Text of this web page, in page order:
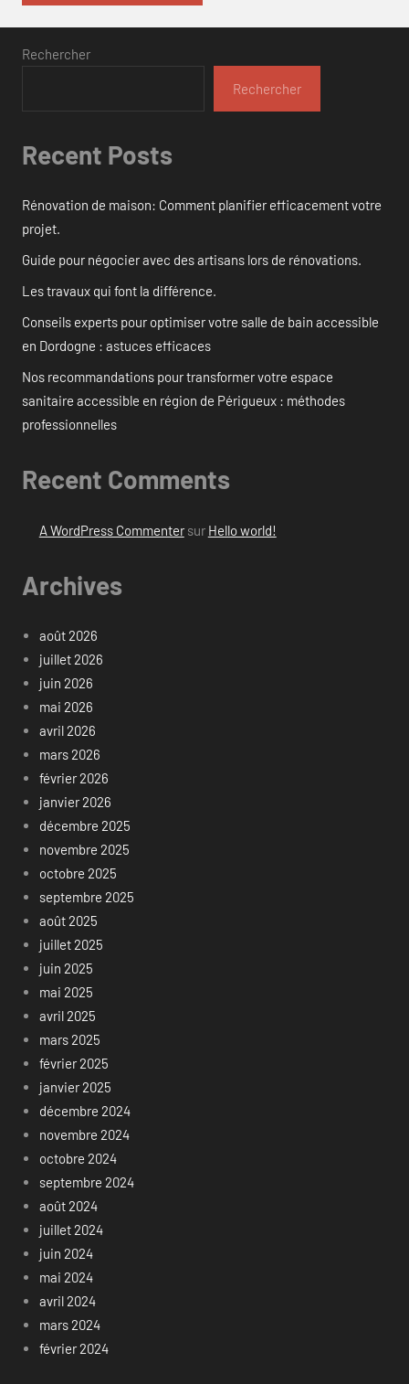
Rechercher
Rechercher
Recent Posts
Rénovation de maison: Comment planifier efficacement votre
projet.
Guide pour négocier avec des artisans lors de rénovations.
Les travaux qui font la différence.
Conseils experts pour optimiser votre salle de bain accessible
en Dordogne : astuces efficaces
Nos recommandations pour transformer votre espace
sanitaire accessible en région de Périgueux : méthodes
professionnelles
Recent Comments
A WordPress Commentersur Hello world!
Archives
août 2026
juillet 2026
juin 2026
mai 2026
avril 2026
mars 2026
février 2026
janvier 2026
décembre 2025
novembre 2025
octobre 2025
septembre 2025
août 2025
juillet 2025
juin 2025
mai 2025
avril 2025
mars 2025
février 2025
janvier 2025
décembre 2024
novembre 2024
octobre 2024
septembre 2024
août 2024
juillet 2024
juin 2024
mai 2024
avril 2024
mars 2024
février 2024